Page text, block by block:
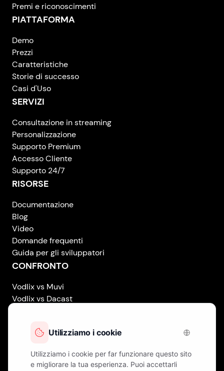
Premi e riconoscimenti
PIATTAFORMA
Demo
Prezzi
Caratteristiche
Storie di successo
Casi d'Uso
SERVIZI
Consultazione in streaming
Personalizzazione
Supporto Premium
Accesso Cliente
Supporto 24/7
RISORSE
Documentazione
Blog
Video
Domande frequenti
Guida per gli sviluppatori
CONFRONTO
Vodlix vs Muvi
Vodlix vs Dacast
Vodlix vs Brightcove